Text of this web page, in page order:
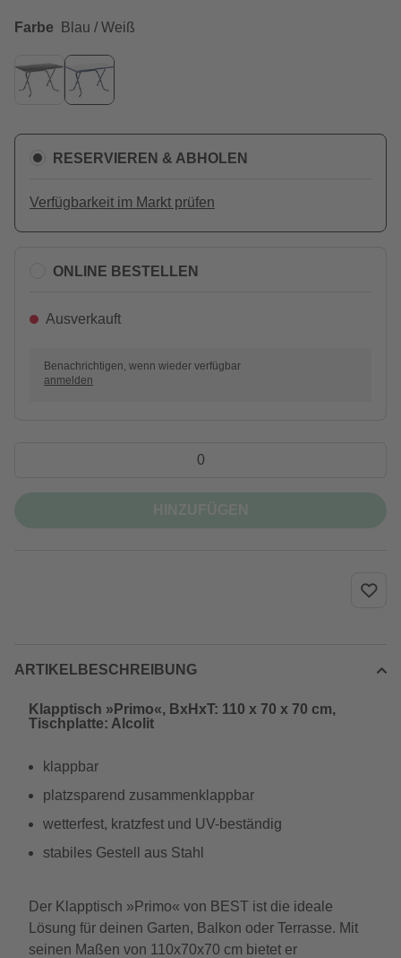
Farbe Blau / Weiß
RESERVIEREN & ABHOLEN
Verfügbarkeit im Markt prüfen
ONLINE BESTELLEN
Ausverkauft
Benachrichtigen, wenn wieder verfügbar
anmelden
ARTIKELBESCHREIBUNG
Klapptisch »Primo«, BxHxT: 110 x 70 x 70 cm,
Tischplatte: Alcolit
klappbar
platzsparend zusammenklappbar
wetterfest, kratzfest und UV-beständig
stabiles Gestell aus Stahl
Der Klapptisch »Primo« von BEST ist die ideale
Lösung für deinen Garten, Balkon oder Terrasse. Mit
seinen Maßen von 110x70x70 cm bietet er